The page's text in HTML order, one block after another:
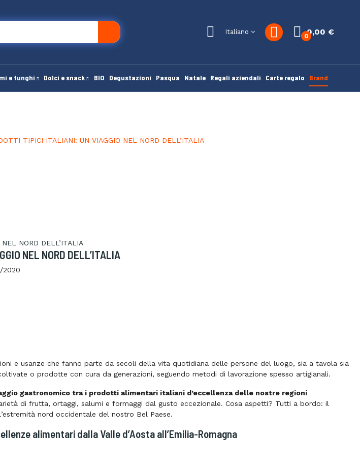
Italiano 0,00 €
0
e funghi Dolci e snack BIO Degustazioni Pasqua Natale Regali aziendali Carte regalo Brand
TIPICI ITALIANI: UN VIAGGIO NEL NORD DELL’ITALIA
NEL NORD DELL’ITALIA
2020
e usanze che fanno parte da secoli della vita quotidiana delle persone del luogo, sia a tavola sia
o prodotte con cura da generazioni, seguendo metodi di lavorazione spesso artigianali.
gastronomico tra i prodotti alimentari italiani d’eccellenza delle nostre regioni
di frutta, ortaggi, salumi e formaggi dal gusto eccezionale. Cosa aspetti? Tutti a bordo: il
nord occidentale del nostro Bel Paese.
alimentari dalla Valle d’Aosta all’Emilia-Romagna